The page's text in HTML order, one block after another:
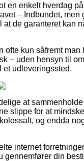
en enkelt hverdag
– Indbundet, men
de garanteret kan
kun såfremt
– uden hensyn til
et udleveringssted.
at
slippe for at
og endda
internet
din